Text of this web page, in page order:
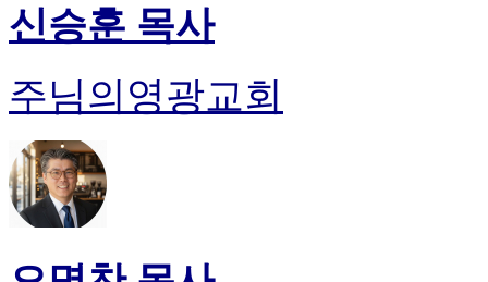
신승훈 목사
주님의영광교회